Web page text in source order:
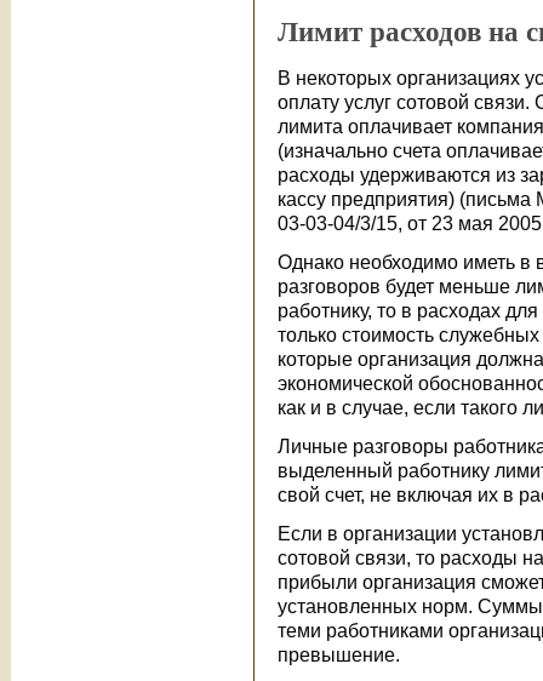
Лимит расходов на
В некоторых организациях
оплату услуг сотовой
лимита оплачивает
(изначально счета
расходы удерживаются из
кассу предприятия)
03-03-04/3/15, от 23 мая
Однако необходимо иметь в
разговоров будет меньше
работнику, то в расходах
только стоимость
которые организация
экономической
как и в случае, если такого
Личные разговоры
выделенный работнику
свой счет, не включая их в
Если в организации
сотовой связи, то расходы
прибыли организация
установленных норм.
теми работниками
превышение.